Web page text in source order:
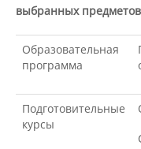
Образование
Педагогический
выбранных
Образовательная
программа
Подготовительные
курсы